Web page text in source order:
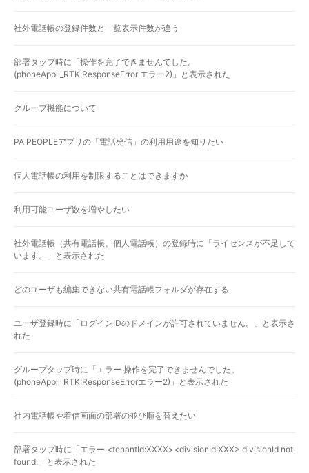
社外電話帳の登録件数と一覧表示件数が違う
部署タップ時に「操作を完了できませんでした。
(phoneAppli_RTK.ResponseError エラー2)」と表示された
グループ機能について
PA PEOPLEアプリの「電話発信」の利用用途を知りたい
個人電話帳の利用を制限することはできますか
利用可能ユーザ数を増やしたい
社外電話帳（共有電話帳、個人電話帳）の登録時に「ライセンスが不足して
います。」と表示された
どのユーザも編集できない共有電話帳フォルダが存在する
ユーザ登録時に「ログインIDのドメインが許可されていません。」と表示さ
れた
グループタップ時に「エラー 操作を完了できませんでした。
(phoneAppli_RTK.ResponseErrorエラー2)」と表示された
社内電話帳や着信画面の部署の並び順を替えたい
部署タップ時に「エラー <tenantId:XXXX><divisionId:XXX> divisionId not
found.」と表示された